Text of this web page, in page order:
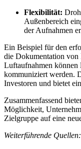
Flexibilität:
Außenbereich
der Aufnahmen
Ein Beispiel für den
die Dokumentation von
Luftaufnahmen können
kommuniziert werden.
Investoren und bietet
Zusammenfassend
Möglichkeit,
Zielgruppe auf eine
Weiterführende Quellen: